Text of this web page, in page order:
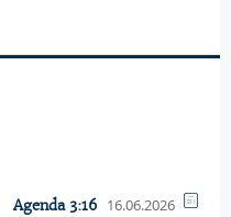
Agenda 3:16 16.06.2026